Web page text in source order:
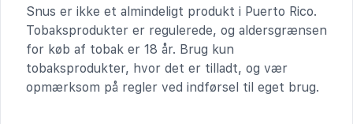
Snus er ikke et almindeligt produkt i Puerto Rico.
Tobaksprodukter er regulerede, og aldersgrænsen
for køb af tobak er 18 år. Brug kun
tobaksprodukter, hvor det er tilladt, og vær
opmærksom på regler ved indførsel til eget brug.